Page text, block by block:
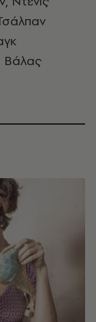
Βάλας